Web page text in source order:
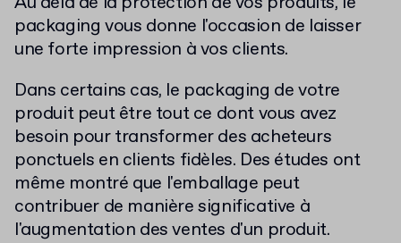
packaging vous donne l'occasion de laisser
une forte impression à vos clients.
Dans certains cas, le packaging de votre
produit peut être tout ce dont vous avez
besoin pour transformer des acheteurs
ponctuels en clients fidèles. Des études ont
même montré que l'emballage peut
contribuer de manière significative à
l'augmentation des ventes d'un produit.